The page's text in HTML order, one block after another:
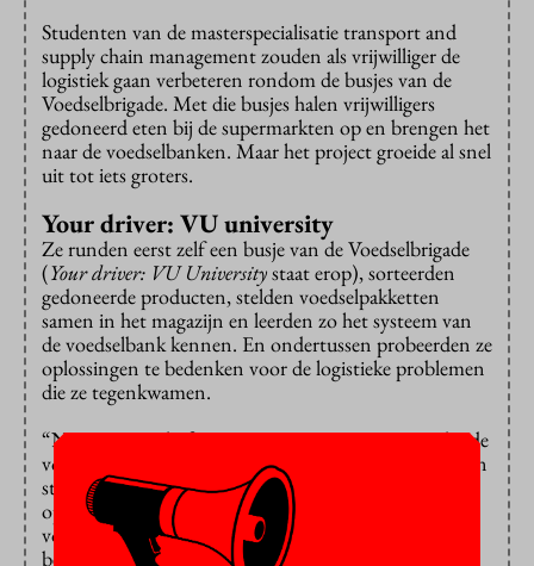
Studenten van de masterspecialisatie transport and
supply chain management zouden als vrijwilliger de
logistiek gaan verbeteren rondom de busjes van de
Voedselbrigade. Met die busjes halen vrijwilligers
gedoneerd eten bij de supermarkten op en brengen het
naar de voedselbanken. Maar het project groeide al snel
uit tot iets groters.
Your driver: VU university
Ze runden eerst zelf een busje van de Voedselbrigade
(Your driver: VU Universitystaat erop), sorteerden
gedoneerde producten, stelden voedselpakketten
samen in het magazijn en leerden zo het systeem van
de voedselbank kennen. En ondertussen probeerden ze
oplossingen te bedenken voor de logistieke problemen
die ze tegenkwamen.
“Na een maand of twee zei onze contactpersoon bij de
voedselbank dat ze in eerste instantie meer hebben aan
stabiliteit in het aantal vrijwilligers dan aan logistieke
oplossingen. Dus besloten wij om ons team om te
vormen tot een studentenorganisatie die die stabiele
bezetting van vrijwillige hulp kan bieden”, vertelt